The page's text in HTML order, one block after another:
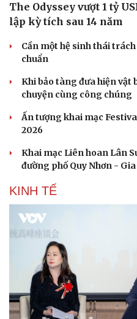
Sức khỏe
Dinh dưỡng - món ngon
Cây thuốc
Sản phụ khoa
The Odyssey vượt 1 tỷ
lập kỳ tích sau 14 năm
Cần một hệ sinh thái
chuẩn
Khi bảo tàng đưa hiện vật
chuyện cùng công chúng
Ấn tượng khai mạc
2026
Khai mạc Liên hoan Lân
đường phố Quy Nhơn -
KINH TẾ